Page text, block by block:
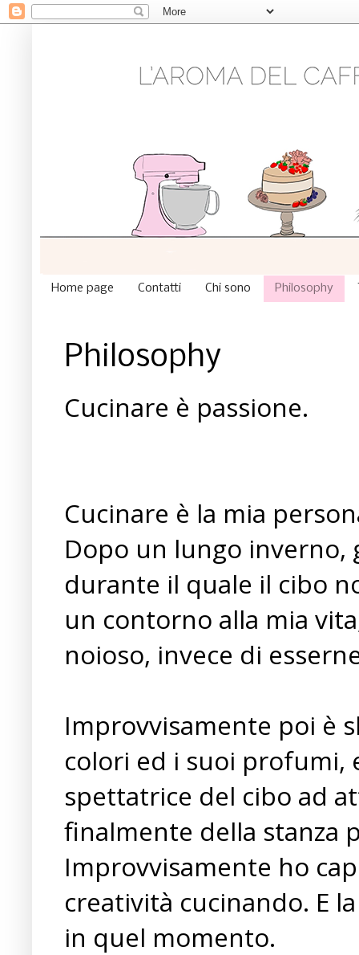
Home page Contatti Chi sono Philosophy
Philosophy
Cucinare è passione.
Cucinare è la mia
Dopo un lungo inverno,
durante il quale il cibo
un contorno alla mia
noioso, invece di
Improvvisamente poi è
colori ed i suoi profumi,
spettatrice del cibo ad
finalmente della stanza
Improvvisamente ho
creatività cucinando. E
in quel momento.